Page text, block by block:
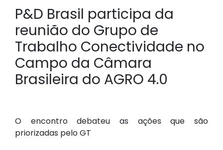
P&D Brasil participa da
reunião do Grupo de
Trabalho Conectividade no
Campo da Câmara
Brasileira do AGRO 4.0
O encontro debateu as ações que são
priorizadas pelo GT